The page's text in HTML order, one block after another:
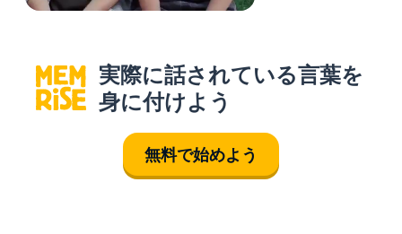
実際に話されている言葉を
身に付けよう
無料で始めよう